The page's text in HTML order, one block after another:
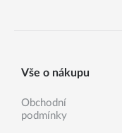
Vše o nákupu
Obchodní
podmínky